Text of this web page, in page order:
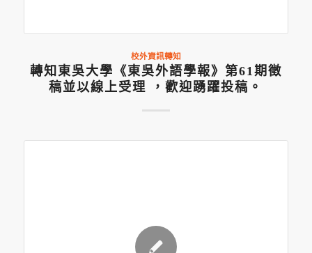
校外資訊轉知
轉知東吳大學《東吳外語學報》第61期徵
稿並以線上受理 ，歡迎踴躍投稿。